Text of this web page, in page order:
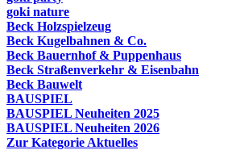
goki nature
Beck Holzspielzeug
Beck Kugelbahnen & Co.
Beck Bauernhof & Puppenhaus
Beck Straßenverkehr & Eisenbahn
Beck Bauwelt
BAUSPIEL
BAUSPIEL Neuheiten 2025
BAUSPIEL Neuheiten 2026
Zur Kategorie Aktuelles